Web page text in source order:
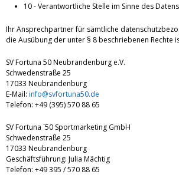
10 - Verantwortliche Stelle im Sinne des
Ihr Ansprechpartner für sämtliche
die Ausübung der unter § 8 beschriebenen Rechte
SV Fortuna 50 Neubrandenburg e.V.
Schwedenstraße 25
17033 Neubrandenburg
E-Mail: info@svfortuna50.de
Telefon: +49 (395) 570 88 65
SV Fortuna ´50 Sportmarketing GmbH
Schwedenstraße 25
17033 Neubrandenburg
Geschäftsführung: Julia Mächtig
Telefon: +49 395 / 570 88 65